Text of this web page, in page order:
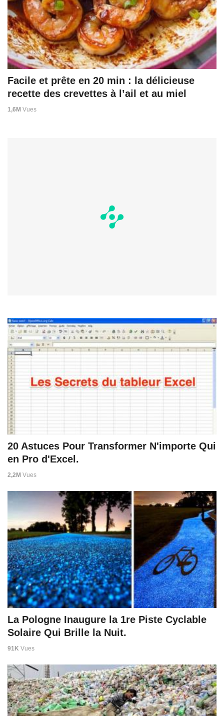
Facile et prête en 20 min : la délicieuse
recette des crevettes à l’ail et au miel
1,6M Vues
20 Astuces Pour Transformer N'importe Qui
en Pro d'Excel.
2,2M Vues
La Pologne Inaugure la 1re Piste Cyclable
Solaire Qui Brille la Nuit.
91K Vues